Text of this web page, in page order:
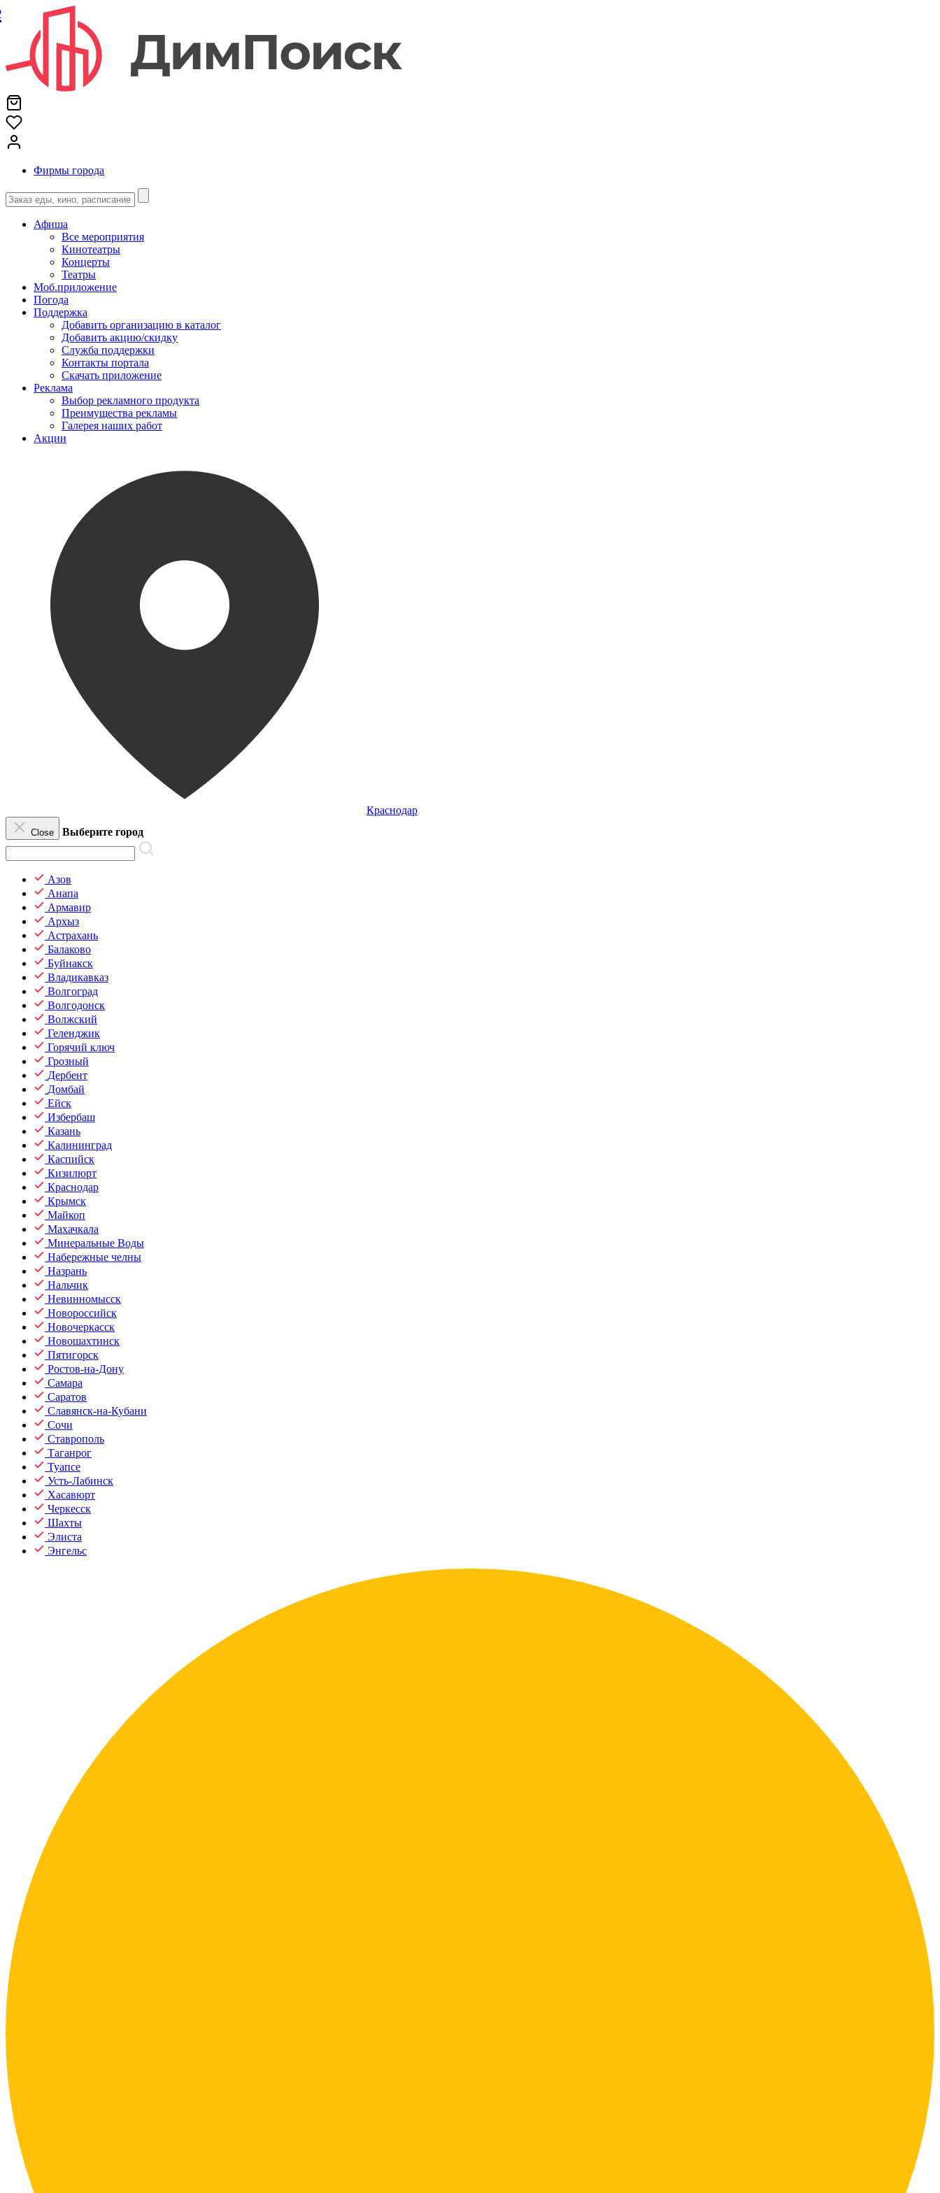
Фирмы города
Афиша
Все мероприятия
Кинотеатры
Концерты
Театры
Моб.приложение
Погода
Поддержка
Добавить организацию в каталог
Добавить акцию/скидку
Служба поддержки
Контакты портала
Скачать приложение
Реклама
Выбор рекламного продукта
Преимущества рекламы
Галерея наших работ
Акции
Краснодар
Close Выберите город
Азов
Анапа
Армавир
Архыз
Астрахань
Балаково
Буйнакск
Владикавказ
Волгоград
Волгодонск
Волжский
Геленджик
Горячий ключ
Грозный
Дербент
Домбай
Ейск
Избербаш
Казань
Калининград
Каспийск
Кизилюрт
Краснодар
Крымск
Майкоп
Махачкала
Минеральные Воды
Набережные челны
Назрань
Нальчик
Невинномысск
Новороссийск
Новочеркасск
Новошахтинск
Пятигорск
Ростов-на-Дону
Самара
Саратов
Славянск-на-Кубани
Сочи
Ставрополь
Таганрог
Туапсе
Усть-Лабинск
Хасавюрт
Черкесск
Шахты
Элиста
Энгельс